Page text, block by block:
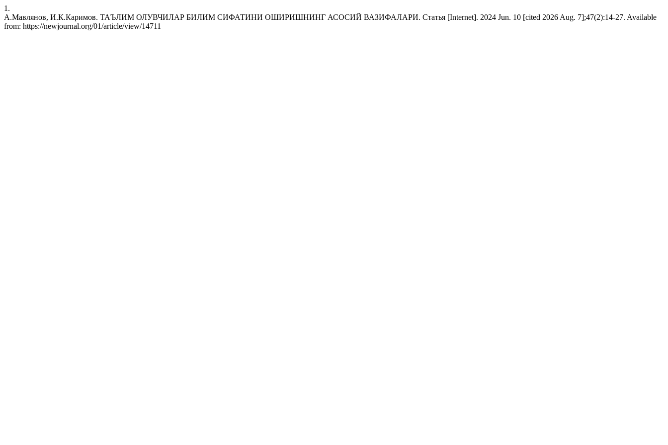
1.
А.Мавлянов, И.К.Каримов. ТАЪЛИМ ОЛУВЧИЛАР БИЛИМ СИФАТИНИ ОШИРИШНИНГ АСОСИЙ ВАЗИФАЛАРИ. Статья [Internet]. 2024 Jun. 10 [cited 2026 Aug. 7];47(2):14-27. Available
from: https://newjournal.org/01/article/view/14711